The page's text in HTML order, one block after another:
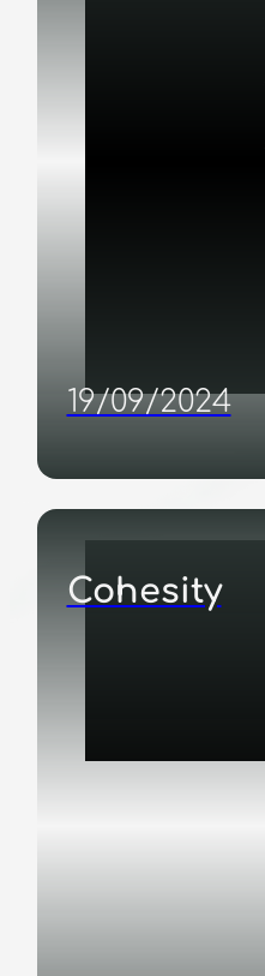
19/09/2024
Cohesity